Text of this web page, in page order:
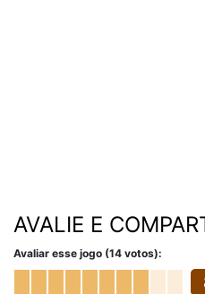
AVALIE E
Avaliar esse jogo (14 votos):